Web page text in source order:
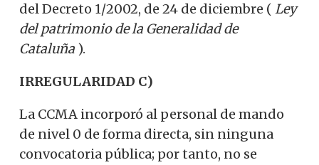
del Decreto 1/2002, de 24 de diciembre ( Ley
del patrimonio de la Generalidad de
Cataluña ).
IRREGULARIDAD C)
La CCMA incorporó al personal de mando
de nivel 0 de forma directa, sin ninguna
convocatoria pública; por tanto, no se